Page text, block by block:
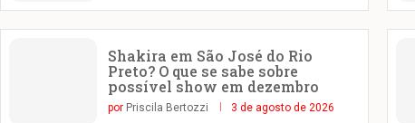
Shakira em São José do Rio
Preto? O que se sabe sobre
possível show em dezembro
por Priscila Bertozzi 3 de agosto de 2026